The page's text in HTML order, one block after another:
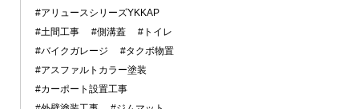
#アリュースシリーズYKKAP
#土間工事
#側溝蓋
#トイレ
#バイクガレージ
#タクボ物置
#アスファルトカラー塗装
#カーポート設置工事